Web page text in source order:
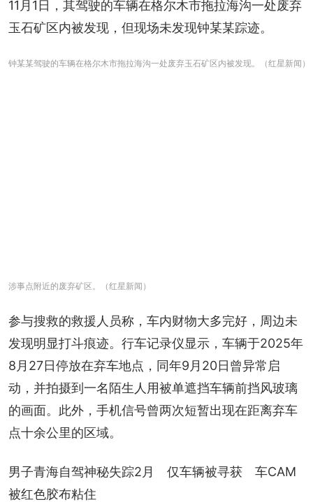
11月1日，其驾驶的车辆在格尔木市拖拉海沟一处废弃
玉石矿区内被发现，但现场未发现钟某某踪迹。
钟某某驾驶的车辆在格尔木市拖拉海沟一处废弃玉石矿区内被发现。（红星新闻）
涉事点附近的废弃矿区。（红星新闻）
参与搜救的救援人员称，车内财物大多完好，周边未
发现明显打斗痕迹。行车记录仪显示，车辆于2025年
8月27日停放在弃车地点，同年9月20日曾异常启
动，并拍摄到一名陌生人用被单遮挡车辆前挡风玻璃
的画面。此外，手机信号曾两次短暂出现在距离弃车
点十余公里的区域。
男子青海自驾神秘失踪2月　仅车辆被寻获　车CAM
被红色胶布粘住